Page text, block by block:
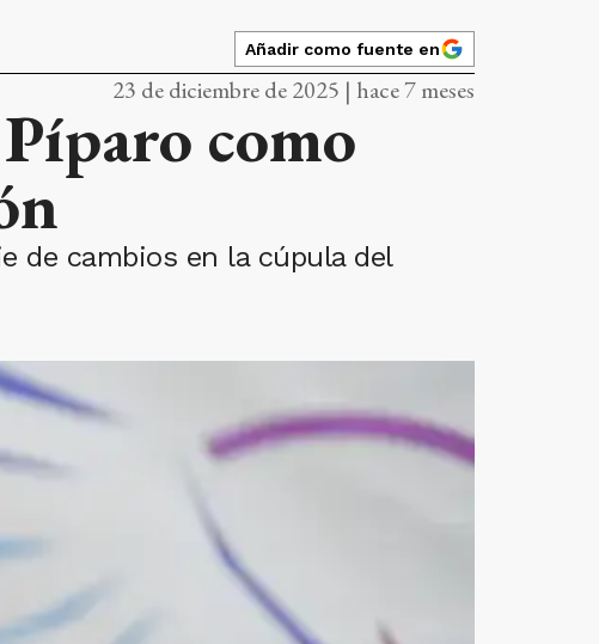
Añadir como fuente en
23 de diciembre de 2025 | hace 7 meses
como
de cambios en la cúpula del